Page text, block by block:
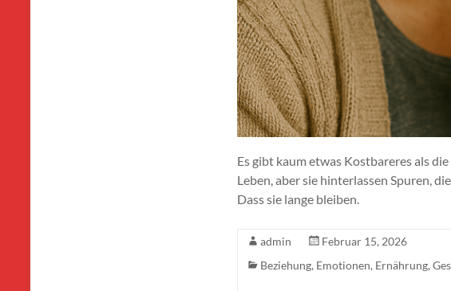
Es gibt kaum etwas Kostbareres als
Leben, aber sie hinterlassen Spuren,
Dass sie lange bleiben.
admin
Februar 15, 2026
Beziehung, Emotionen, Ernährung,